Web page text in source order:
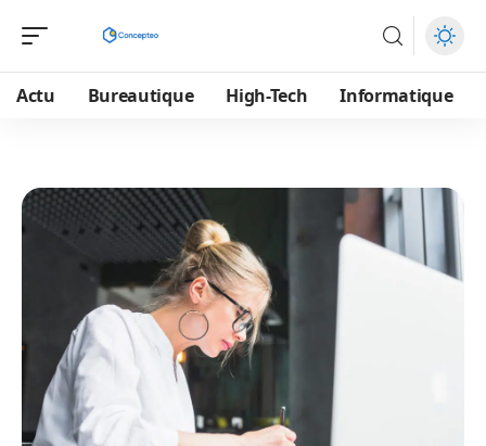
Actu Bureautique High-Tech Informatique